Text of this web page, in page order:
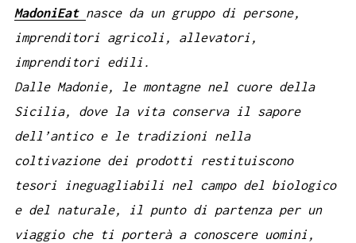
MadoniEat nasce da un gruppo di persone,
imprenditori agricoli, allevatori,
imprenditori edili.
Dalle Madonie, le montagne nel cuore della
Sicilia, dove la vita conserva il sapore
dell’antico e le tradizioni nella
coltivazione dei prodotti restituiscono
tesori ineguagliabili nel campo del biologico
e del naturale, il punto di partenza per un
viaggio che ti porterà a conoscere uomini,